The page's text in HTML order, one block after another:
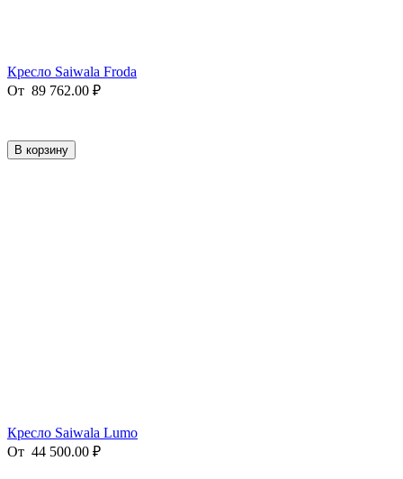
Кресло Saiwala Froda
От 89 762.00 ₽
В корзину
Кресло Saiwala Lumo
От 44 500.00 ₽